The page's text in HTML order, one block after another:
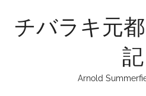
content
チバラキ元
記
Arnold